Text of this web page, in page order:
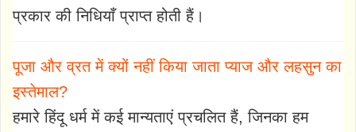
प्रकार की निधियाँ प्राप्त होती हैं।
पूजा और व्रत में क्यों नहीं किया जाता प्याज और लहसुन का
इस्तेमाल?
हमारे हिंदू धर्म में कई मान्यताएं प्रचलित हैं, जिनका हम